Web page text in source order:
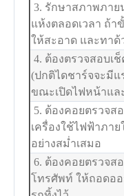
3. รักษาสภาพภาย
แห้งตลอดเวลา ถ้า
ให้สะอาด และทาด้
4. ต้องตรวจสอบเ
(ปกติไดชาร์จจะมีแ
ขณะเปิดไฟหน้าแล
5. ต้องคอยตรวจส
เครื่องใช้ไฟฟ้าภา
อย่างสม่ำเสมอ
6. ต้องคอยตรวจส
โทรศัพท์ ให้ถอดอ